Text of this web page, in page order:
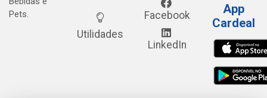
Pets.
Utilidades
Facebook
LinkedIn
App
Cardeal